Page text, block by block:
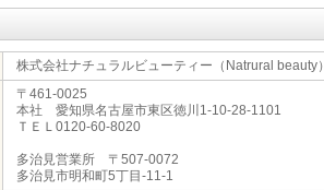
株式会社ナチュラルビューティー（Natrural beauty）
〒461-0025
本社 愛知県名古屋市東区徳川1-10-28-1101
ＴＥＬ0120-60-8020
多治見営業所 〒507-0072
多治見市明和町5丁目-11-1